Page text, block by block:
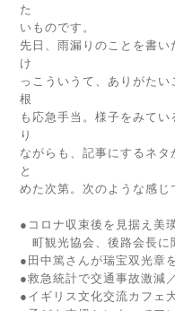
た
いものです。
先日、雨漏りのことを書
け
っこういうて、ありがた
根
も応急手当。様子をみて
り
ながらも、記事にするネ
と
めた次第。次のような感じ
●コロナ収束後を見据え美
町観光協会、後路会長に
●田中篤さんが瑞宝双光章
●救急統計で交通事故激減
●イギリス文化交流カフェ